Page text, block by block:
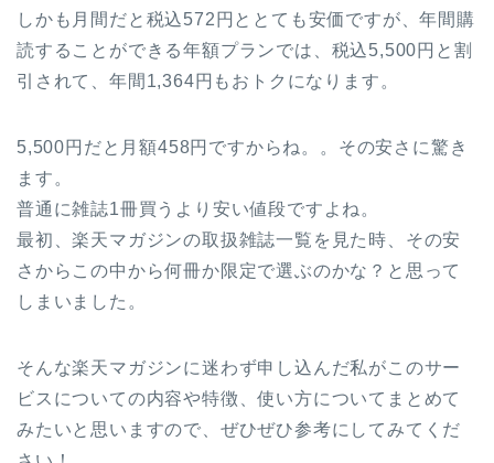
しかも月間だと税込572円ととても安価ですが、年間購
読することができる年額プランでは、税込5,500円と割
引されて、年間1,364円もおトクになります。
5,500円だと月額458円ですからね。。その安さに驚き
ます。
普通に雑誌1冊買うより安い値段ですよね。
最初、楽天マガジンの取扱雑誌一覧を見た時、その安
さからこの中から何冊か限定で選ぶのかな？と思って
しまいました。
そんな楽天マガジンに迷わず申し込んだ私がこのサー
ビスについての内容や特徴、使い方についてまとめて
みたいと思いますので、ぜひぜひ参考にしてみてくだ